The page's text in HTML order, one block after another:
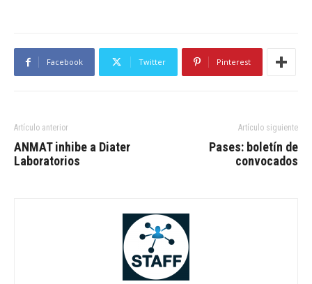
Facebook Twitter Pinterest
Artículo anterior
ANMAT inhibe a Diater
Laboratorios
Artículo siguiente
Pases: boletín de
convocados